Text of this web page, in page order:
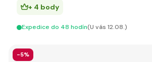
+ 4 body
Expedice do 48 hodín(U vás 12.08.)
-5%